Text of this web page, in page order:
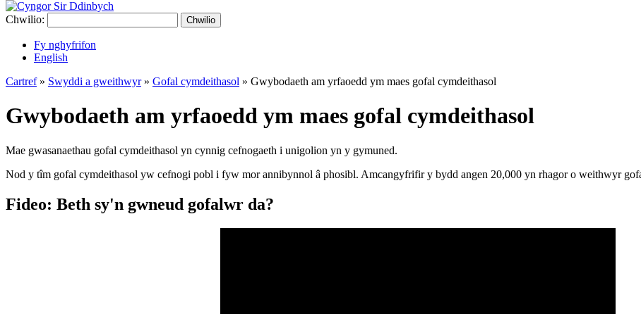
Chwilio: Chwilio
Fy nghyfrifon
English
Cartref» Swyddi a gweithwyr» Gofal cymdeithasol » Gwybodaeth am yrfaoedd ym maes gofal cymdeithasol
Gwybodaeth am yrfaoedd ym maes gofal cymdeithasol
Mae gwasanaethau gofal cymdeithasol yn cynnig cefnogaeth i unigolion yn y gymuned.
Nod y tîm gofal cymdeithasol yw cefnogi pobl i fyw mor annibynnol â phosibl. Amcangyfrifir y bydd angen 20,000 yn rhagor o weithwyr
Fideo: Beth sy'n gwneud gofalwr da?